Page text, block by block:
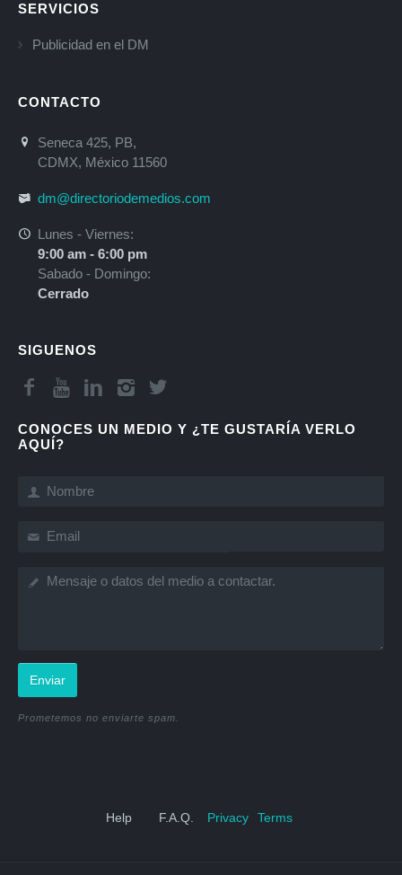
SERVICIOS
Publicidad en el DM
CONTACTO
Seneca 425, PB,
CDMX, México 11560
dm@directoriodemedios.com
Lunes - Viernes:
9:00 am - 6:00 pm
Sabado - Domingo:
Cerrado
SIGUENOS
CONOCES UN MEDIO Y ¿TE GUSTARÍA VERLO
AQUÍ?
Enviar
Prometemos no enviarte spam.
Help F.A.Q. Privacy Terms